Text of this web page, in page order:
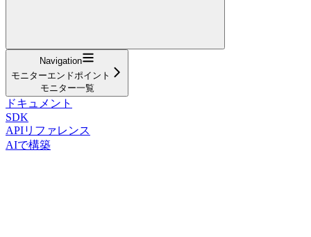
Navigation
モニターエンドポイント
モニター一覧
ドキュメント
SDK
APIリファレンス
AIで構築